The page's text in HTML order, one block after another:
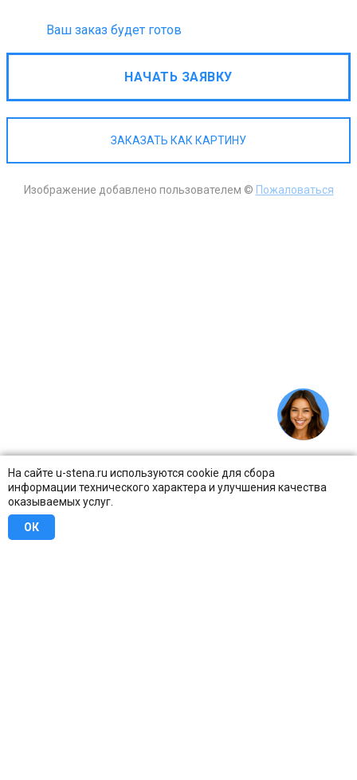
На сайте u-stena.ru используются cookie для сбора
информации технического характера и улучшения качества
оказываемых услуг.
ОК
Ваш заказ будет готов
НАЧАТЬ ЗАЯВКУ
ЗАКАЗАТЬ КАК КАРТИНУ
Изображение добавлено пользователем © Пожаловаться